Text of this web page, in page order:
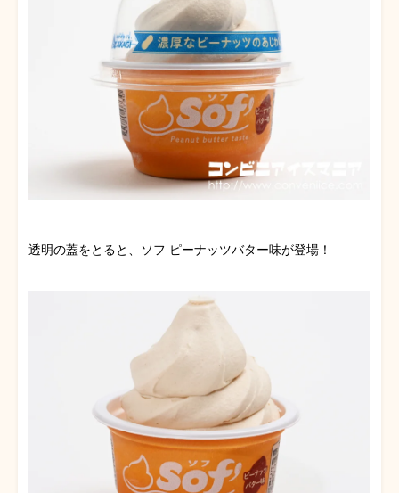
透明の蓋をとると、ソフ ピーナッツバター味が登場！